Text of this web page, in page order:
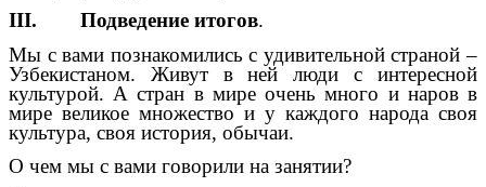
III. Подведение итогов.
Мы с вами познакомились с удивительной страной –
Узбекистаном. Живут в ней люди с интересной
культурой. А стран в мире очень много и наров в
мире великое множество и у каждого народа своя
культура, своя история, обычаи.
О чем мы с вами говорили на занятии?